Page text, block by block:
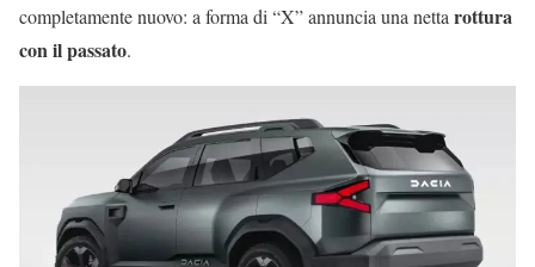
completamente nuovo: a forma di “X” annuncia una netta rottura
con il passato.